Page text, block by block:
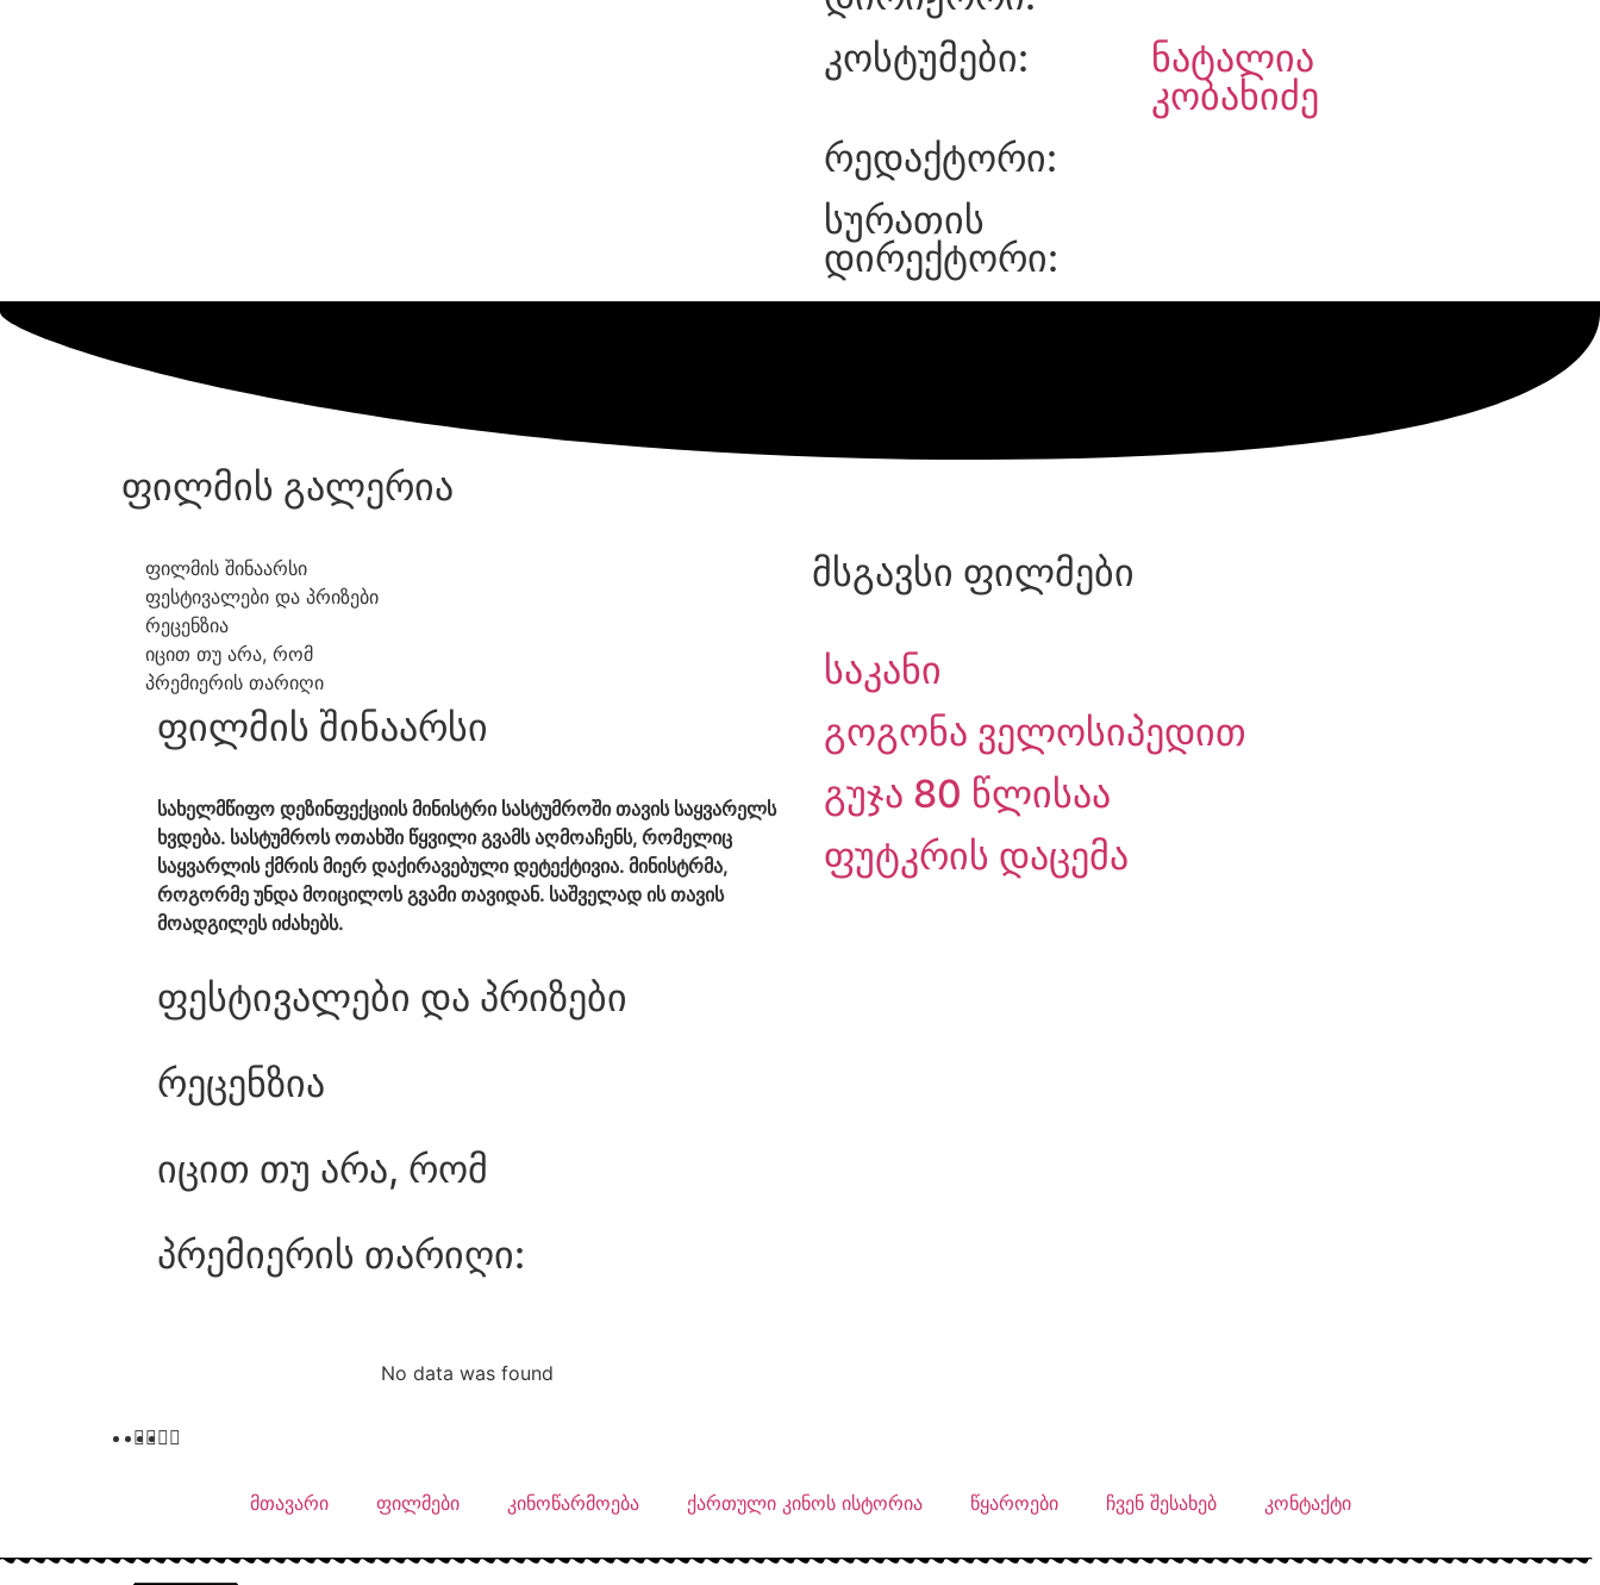
კოსტუმები:
ნატალია
კობახიძე
რედაქტორი:
სურათის
დირექტორი:
ფილმის გალერია
ფილმის შინაარსი
ფესტივალები და პრიზები
რეცენზია
იცით თუ არა, რომ
პრემიერის თარიღი
ფილმის შინაარსი
სახელმწიფო დეზინფექციის მინისტრი სასტუმროში თავის საყვარელს
ხვდება. სასტუმროს ოთახში წყვილი გვამს აღმოაჩენს, რომელიც
საყვარლის ქმრის მიერ დაქირავებული დეტექტივია. მინისტრმა,
როგორმე უნდა მოიცილოს გვამი თავიდან. საშველად ის თავის
მოადგილეს იძახებს.
ფესტივალები და პრიზები
რეცენზია
იცით თუ არა, რომ
პრემიერის თარიღი:
No data was found
მსგავსი ფილმები
საკანი
გოგონა ველოსიპედით
გუჯა 80 წლისაა
ფუტკრის დაცემა
მთავარი ფილმები კინოწარმოება ქართული კინოს ისტორია წყაროები ჩვენ შესახებ კონტაქტი